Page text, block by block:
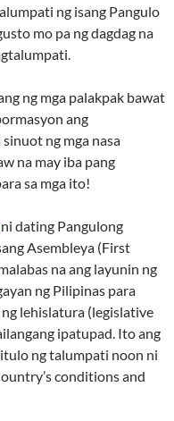
ng isang Pangulo
mo pa ng dagdag na
ng mga palakpak bawat
ang
ng mga nasa
na may iba pang
sa mga ito!
ni dating Pangulong
Asembleya (First
na ang layunin ng
ng Pilipinas para
lehislatura (legislative
ipatupad. Ito ang
ng talumpati noon ni
conditions and